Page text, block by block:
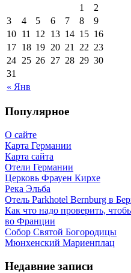
« Янв
1
2
3
4 5 6 7 8
9
10 11 12 13 14 15 16
17 18 19 20 21 22 23
24 25 26 27 28 29 30
31
Популярное
О сайте
Карта Германии
Карта сайта
Отели Германии
Церковь Фрауен Кирхе
Река Эльба
Отель Parkhotel Bernburg в
Как что надо проверить,
во Франции
Собор Святой Богородицы
Мюнхенский Мариенплац
Недавние записи